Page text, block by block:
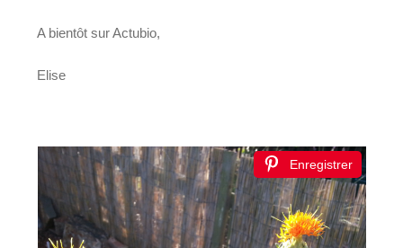
A bientôt sur Actubio,
Elise
Enregistrer